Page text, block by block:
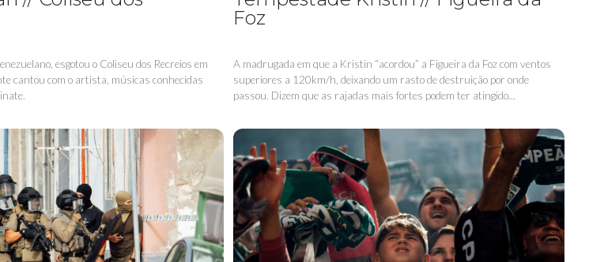
esgotou o Coliseu dos Recreios em
cantou com o artista, músicas conhecidas
Foz
A madrugada em que a Kristin “acordou” a Figueira da Foz com ventos
superiores a 120km/h, deixando um rasto de destruição por onde
passou. Dizem que as rajadas mais fortes podem ter atingido...